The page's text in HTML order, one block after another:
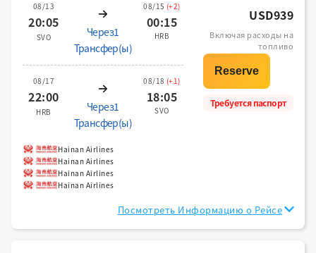
08/13
20:05
SVO
Через1
Трансфер(ы)
08/15 (+2)
00:15
HRB
08/17
22:00
HRB
Через1
Трансфер(ы)
08/18 (+1)
18:05
SVO
USD939
Включая расходы на
топливо
Требуется паспорт
Hainan Airlines
Hainan Airlines
Hainan Airlines
Hainan Airlines
Посмотреть Информацию о Рейсе